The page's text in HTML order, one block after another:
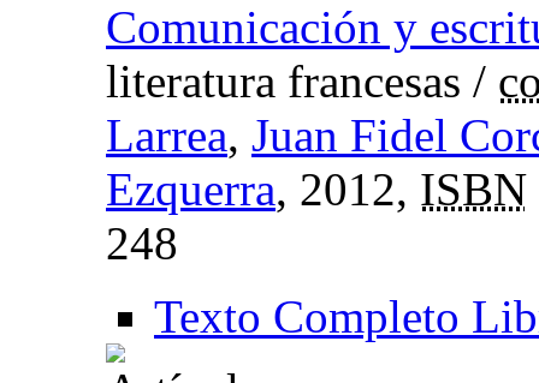
Comunicación y
literatura francesas /
Larrea, Juan Fidel
Ezquerra, 2012, ISBN
248
Texto Completo